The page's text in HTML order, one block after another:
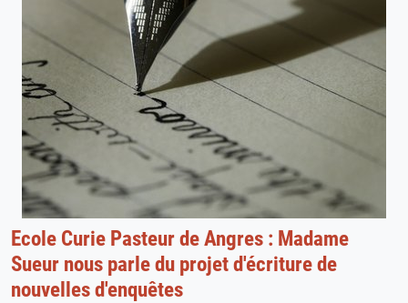
Ecole Curie Pasteur de Angres : Madame
Sueur nous parle du projet d'écriture de
nouvelles d'enquêtes